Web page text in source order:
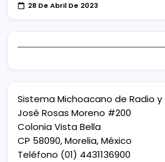
28 De Abril De 2023
Sistema Michoacano de Radio y
José Rosas Moreno #200
Colonia Vista Bella
CP 58090, Morelia, México
Teléfono (01) 4431136900